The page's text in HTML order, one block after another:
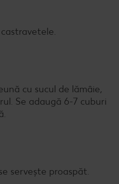
cu sucul de lămâie,
Se adaugă 6-7 cuburi
servește proaspăt.